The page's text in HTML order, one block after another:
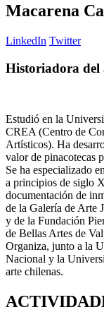
Macarena
LinkedIn Twitter
Historiadora del
Estudió en la
CREA (Centro de
Artísticos). Ha
valor de pinacotecas
Se ha especializado
a principios de siglo
documentación de
de la Galería de Arte
y de la Fundación
de Bellas Artes de
Organiza, junto a la
Nacional y la
arte chilenas.